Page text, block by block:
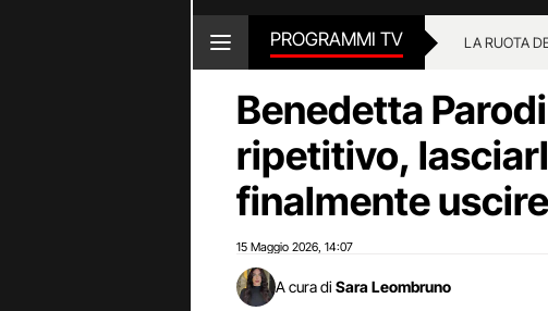
PROGRAMMI TV LA RUOTA
Benedetta
ripetitivo,
finalmente
15 Maggio 2026 14:07
A cura di Sara Leombruno